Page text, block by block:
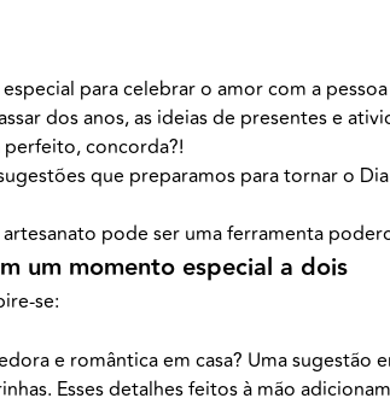
para celebrar o amor com a
dos anos, as ideias de presentes e
concorda?!
que preparamos para tornar o
pode ser uma ferramenta
um momento especial a dois
se:
e romântica em casa? Uma
Esses detalhes feitos à mão